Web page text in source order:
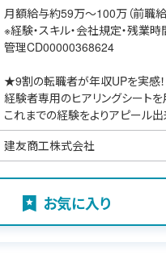
月額給与約59万～100万（前職給
※経験・スキル・会社規定・残業
管理CD00000368624
★9割の転職者が年収UPを実感！
経験者専用のヒアリングシートを
これまでの経験をよりアピール
建友商工株式会社
お気に入り